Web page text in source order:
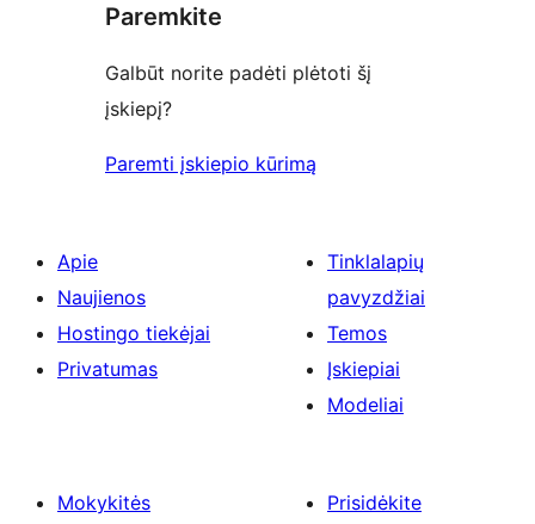
Paremkite
Galbūt norite padėti plėtoti šį
įskiepį?
Paremti įskiepio kūrimą
Apie
Naujienos
Hostingo tiekėjai
Privatumas
Tinklalapių
pavyzdžiai
Temos
Įskiepiai
Modeliai
Mokykitės
Prisidėkite